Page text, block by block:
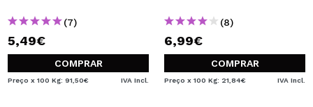
(7)
5,49€
COMPRAR
Preço x 100 Kg: 91,50€ IVA Incl.
(8)
6,99€
COMPRAR
Preço x 100 Kg: 21,84€ IVA Incl.